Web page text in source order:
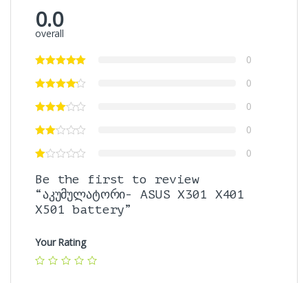
0.0
overall
0
0
0
0
0
Be the first to review
“აკუმულატორი- ASUS X301 X401
X501 battery”
Your Rating